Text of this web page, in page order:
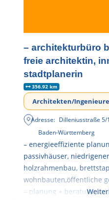
– architekturbüro
freie architektin,
stadtplanerin
356.92 km
Architekten/Ingenieure
Adresse: Dilleniusstraße 5/1
Baden-Württemberg
– energieeffiziente
passivhäuser,
holzrahmenbau,
wohnbauten,öffentliche
– planung + beratung bei